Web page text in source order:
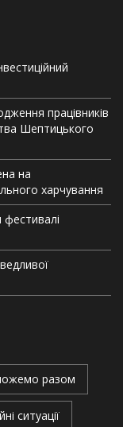
працівників
Шептицького
на
харчування
разом
ситуації